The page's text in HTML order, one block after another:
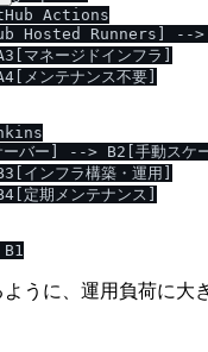
Actions
Hosted Runners] -->
ネージドインフラ]
ンテナンス不要]
バー] --> B2[手動スケー
ンフラ構築・運用]
期メンテナンス]
うに、運用負荷に大